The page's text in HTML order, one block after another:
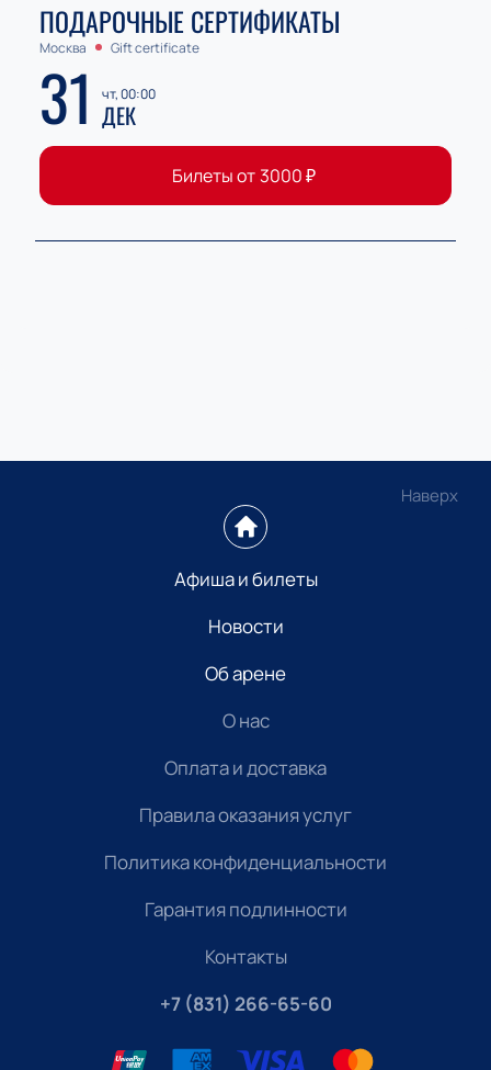
ПОДАРОЧНЫЕ СЕРТИФИКАТЫ
Москва Gift certificate
31 чт, 00:00
ДЕК
Билеты от 3000₽
Наверх
Афиша и билеты
Новости
Об арене
О нас
Оплата и доставка
Правила оказания услуг
Политика конфиденциальности
Гарантия подлинности
Контакты
+7 (831) 266-65-60